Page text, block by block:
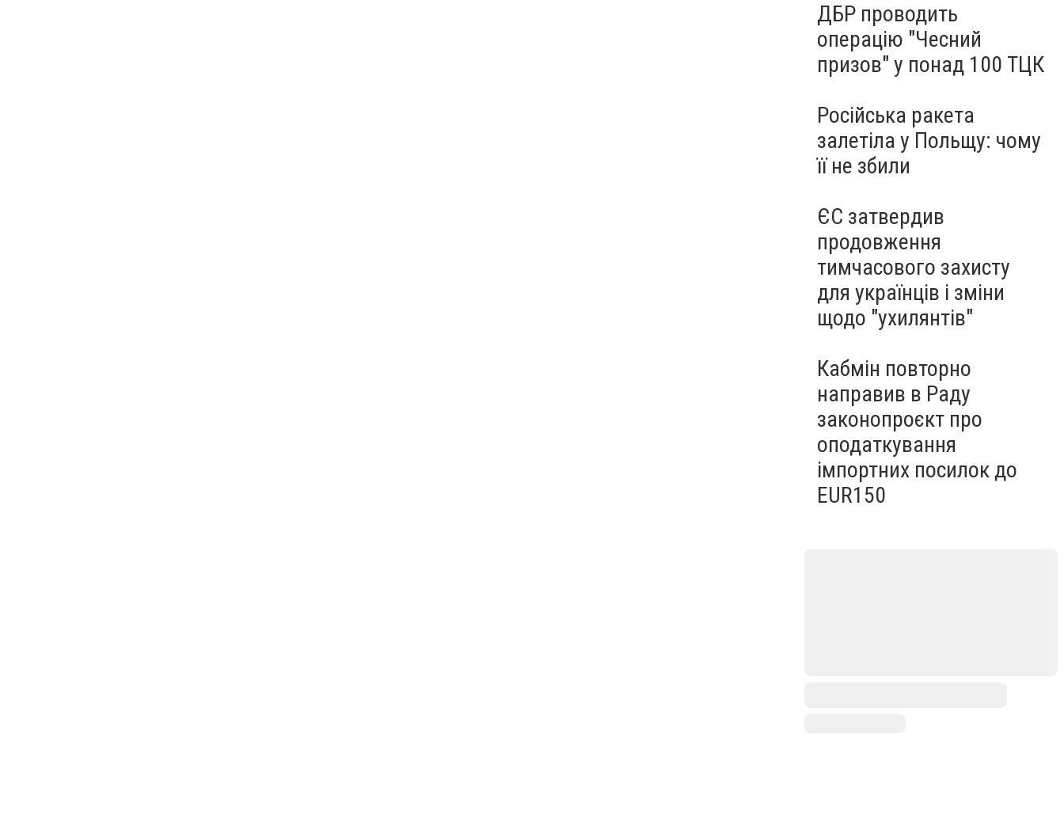
ДБР проводить
операцію "Чесний
призов" у понад 100 ТЦК
Російська ракета
залетіла у Польщу: чому
її не збили
ЄС затвердив
продовження
тимчасового захисту
для українців і зміни
щодо "ухилянтів"
Кабмін повторно
направив в Раду
законопроєкт про
оподаткування
імпортних посилок до
EUR150